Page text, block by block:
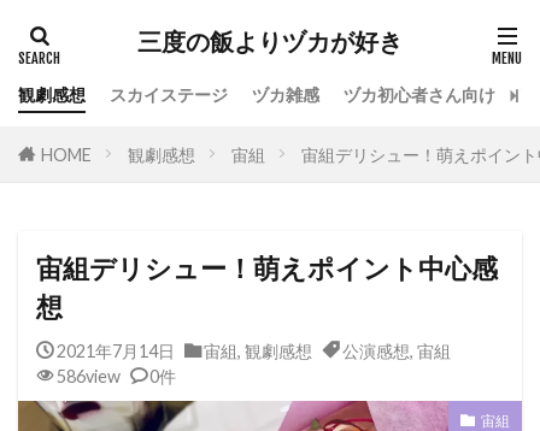
三度の飯よりヅカが好き
観劇感想 スカイステージ ヅカ雑感 ヅカ初心者さん向け
HOME 観劇感想 宙組 宙組デリシュー！萌えポイン
宙組デリシュー！萌えポイント中心感
想
2021年7月14日 宙組, 観劇感想 公演感想, 宙組
586view
0件
宙組
専科 花組 月組 雪組
星組
オペラグラス
レヴュースタァライト
おすすめ飲食店
拍手 初心者
初観劇